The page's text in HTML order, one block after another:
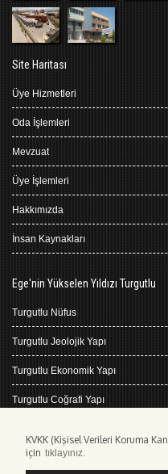
KVKK (Kişisel Verileri Koruma
için tıklayınız.
Site Haritası
Üye Hizmetleri
Oda İşlemleri
Mevzuat
Üye İşlemleri
Hakkımızda
İnsan Kaynakları
Ege'nin Yükselen Yıldızı Turgutlu
Turgutlu Nüfus
Turgutlu Jeolojik Yapı
Turgutlu Ekonomik Yapı
Turgutlu Coğrafi Yapı
Turgutlu İklimi